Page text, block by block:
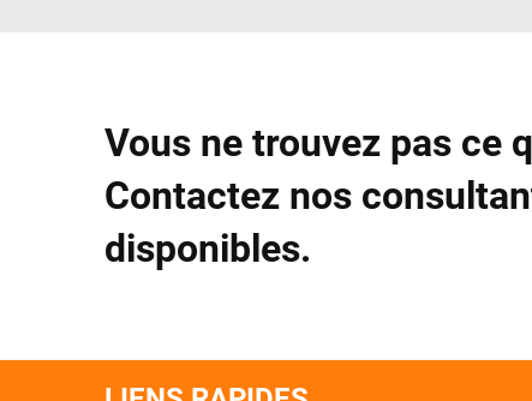
Vous ne trouvez pas ce
Contactez nos
disponibles.